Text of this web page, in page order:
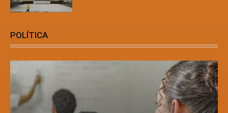
POLÍTICA